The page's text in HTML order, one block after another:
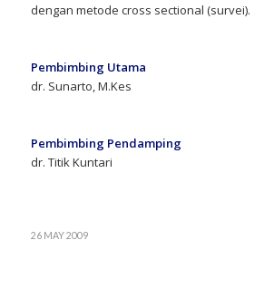
dengan metode cross sectional (survei).
Pembimbing Utama
dr. Sunarto, M.Kes
Pembimbing Pendamping
dr. Titik Kuntari
26 MAY 2009